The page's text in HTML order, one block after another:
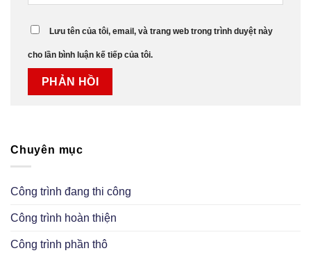
Lưu tên của tôi, email, và trang web trong trình duyệt này
cho lần bình luận kế tiếp của tôi.
Chuyên mục
Công trình đang thi công
Công trình hoàn thiện
Công trình phần thô